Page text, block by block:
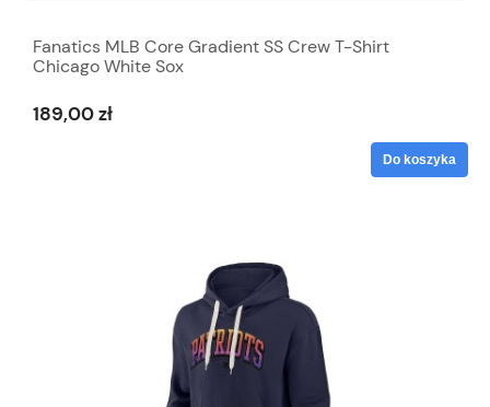
Fanatics MLB Core Gradient SS Crew T-Shirt
Chicago White Sox
189,00 zł
Do koszyka